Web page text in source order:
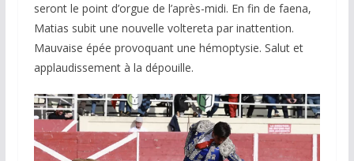
seront le point d’orgue de l’après-midi. En fin de faena,
Matias subit une nouvelle voltereta par inattention.
Mauvaise épée provoquant une hémoptysie. Salut et
applaudissement à la dépouille.